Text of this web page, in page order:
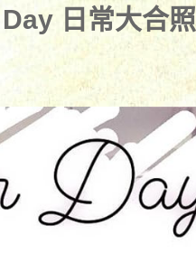
日常大合照